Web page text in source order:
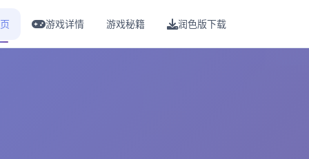
游戏详情 游戏秘籍 润色版下载